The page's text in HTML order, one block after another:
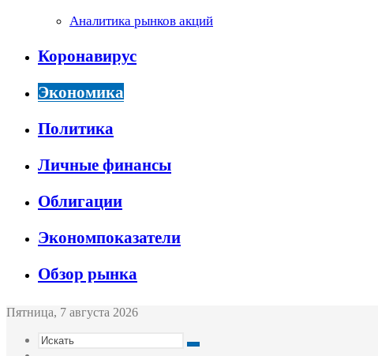
Аналитика рынков акций
Коронавирус
Экономика
Политика
Личные финансы
Облигации
Экономпоказатели
Обзор рынка
Пятница, 7 августа 2026
Искать